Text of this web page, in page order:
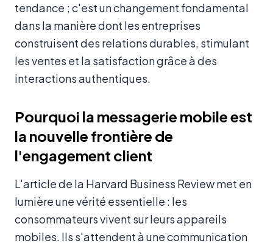
tendance ; c'est un changement fondamental
dans la manière dont les entreprises
construisent des relations durables, stimulant
les ventes et la satisfaction grâce à des
interactions authentiques.
Pourquoi la messagerie mobile est
la nouvelle frontière de
l'engagement client
L'article de la Harvard Business Review met en
lumière une vérité essentielle : les
consommateurs vivent sur leurs appareils
mobiles. Ils s'attendent à une communication